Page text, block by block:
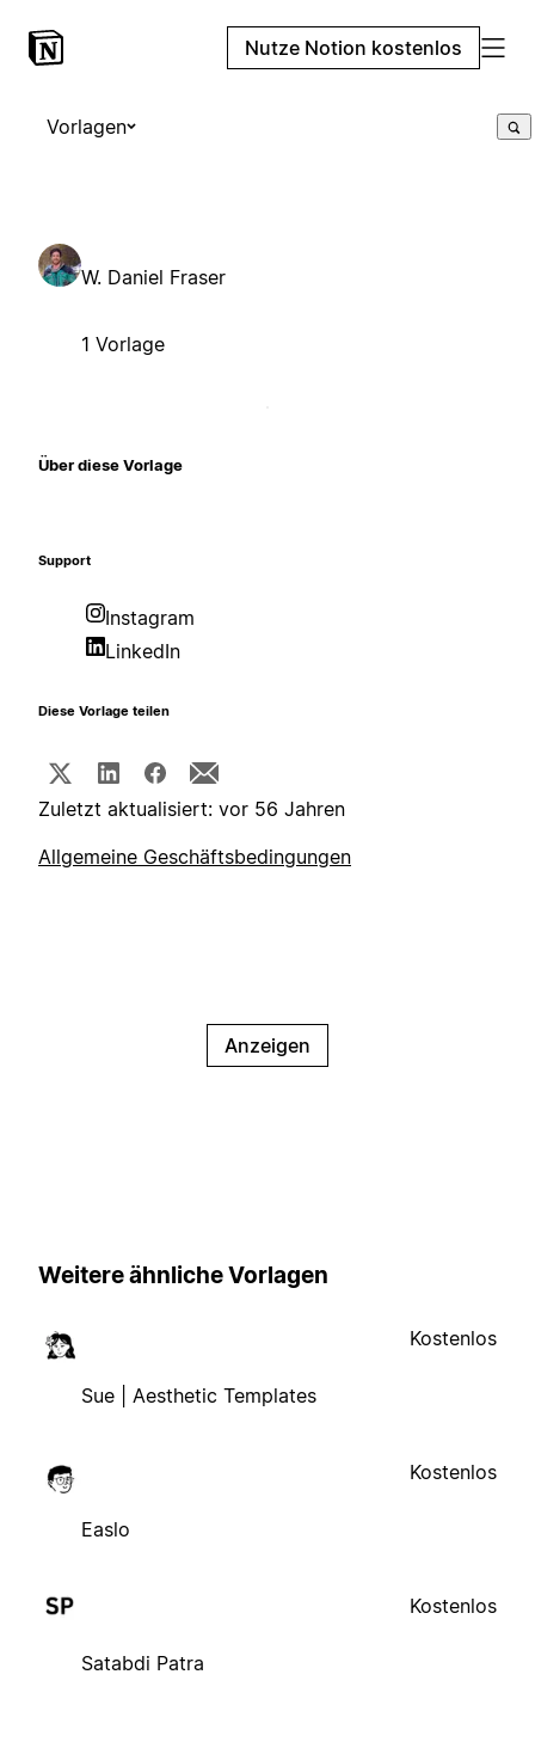
Nutze Notion kostenlos
Vorlagen
W. Daniel Fraser
1 Vorlage
Über diese Vorlage
Support
Instagram
LinkedIn
Diese Vorlage teilen
Zuletzt aktualisiert: vor 56 Jahren
Allgemeine Geschäftsbedingungen
Anzeigen
Weitere ähnliche Vorlagen
Sue | Aesthetic Templates
Kostenlos
Easlo
Kostenlos
Satabdi Patra
Kostenlos